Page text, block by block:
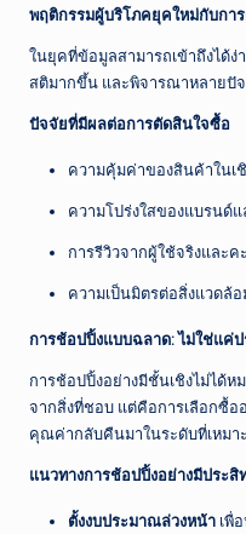
พฤติกรรมผู้บริโภคยุคใหม่กับกา
ในยุคที่ข้อมูลสามารถเข้าถึงได้
สติมากขึ้น และพิจารณาหลายปั
ปัจจัยที่มีผลต่อการตัดสินใจซื้อ
ความคุ้มค่าของสินค้าในเ
ความโปร่งใสของแบรนด์
การรีวิวจากผู้ใช้จริงและ
ความเป็นมิตรต่อสิ่งแวดล้
การช้อปปิ้งแบบฉลาด: ไม่ใช่แค่
การช้อปปิ้งอย่างมีชั้นเชิงไม่ได้ห
จากสิ่งที่ชอบ แต่คือการเลือกซื้อ
คุณค่ากลับคืนมาในระดับที่เหมา
แนวทางการช้อปปิ้งอย่างมีประสิ
ตั้งงบประมาณล่วงหน้า เพื่